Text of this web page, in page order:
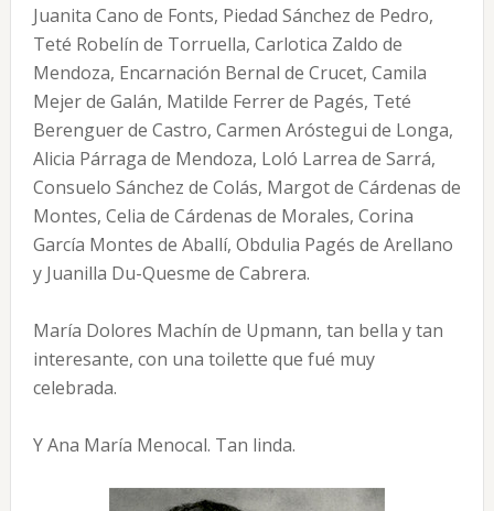
Juanita Cano de Fonts, Piedad Sánchez de Pedro,
Teté Robelín de Torruella, Carlotica Zaldo de
Mendoza, Encarnación Bernal de Crucet, Camila
Mejer de Galán, Matilde Ferrer de Pagés, Teté
Berenguer de Castro, Carmen Aróstegui de Longa,
Alicia Párraga de Mendoza, Loló Larrea de Sarrá,
Consuelo Sánchez de Colás, Margot de Cárdenas de
Montes, Celia de Cárdenas de Morales, Corina
García Montes de Aballí, Obdulia Pagés de Arellano
y Juanilla Du-Quesme de Cabrera.
María Dolores Machín de Upmann, tan bella y tan
interesante, con una toilette que fué muy
celebrada.
Y Ana María Menocal. Tan linda.